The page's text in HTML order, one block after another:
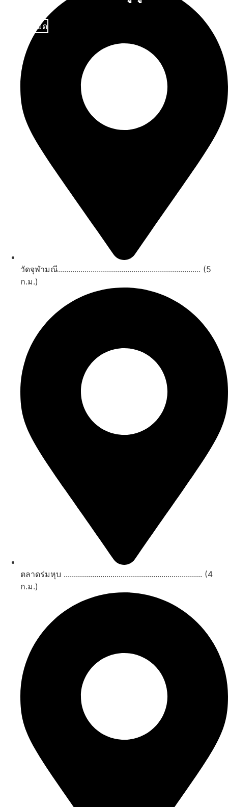
วัดจุฬามณี...................................................................... (5
ก.ม.)
ตลาดร่มหุบ .................................................................... (4
ก.ม.)
ดูทั้งหมด